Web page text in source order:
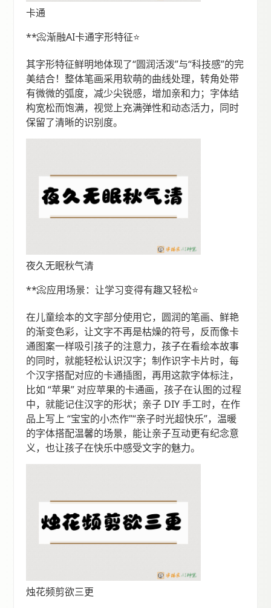
卡通
**📀渐融AI卡通字形特征⭐️
其字形特征鲜明地体现了“圆润活泼”与“科技感”的完
美结合！整体笔画采用软萌的曲线处理，转角处带
有微微的弧度，减少尖锐感，增加亲和力；字体结
构宽松而饱满，视觉上充满弹性和动态活力，同时
保留了清晰的识别度。
夜久无眠秋气清
**📀应用场景：让学习变得有趣又轻松⭐️
在儿童绘本的文字部分使用它，圆润的笔画、鲜艳
的渐变色彩，让文字不再是枯燥的符号，反而像卡
通图案一样吸引孩子的注意力，孩子在看绘本故事
的同时，就能轻松认识汉字；制作识字卡片时，每
个汉字搭配对应的卡通插图，再用这款字体标注，
比如 “苹果” 对应苹果的卡通画，孩子在认图的过程
中，就能记住汉字的形状；亲子 DIY 手工时，在作
品上写上 “宝宝的小杰作”“亲子时光超快乐”，温暖
的字体搭配温馨的场景，能让亲子互动更有纪念意
义，也让孩子在快乐中感受文字的魅力。
烛花频剪欲三更